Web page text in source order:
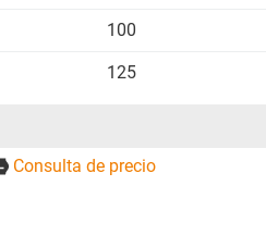
100
125
Consulta de precio